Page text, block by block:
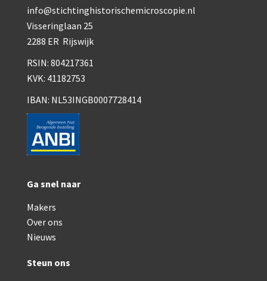
Smith, Beck & Beck, ‘Lister limb’ (1857)
Smith, Beck & Beck, ‘popular microscope’
Ongesigneerd, Engels (1860-1880)
Robbins (1860-1890)
Beck & Beck, ‘popular microscope’
Baker, prepareermicroscoop (1870-
info@stichtinghistorischemicroscopie.nl
Visseringlaan 25
2288 ER Rijswijk
RSIN: 804217361
KVK: 41182753
IBAN: NL53INGB0007728414
Ga snel naar
Makers
Over ons
Nieuws
Steun ons